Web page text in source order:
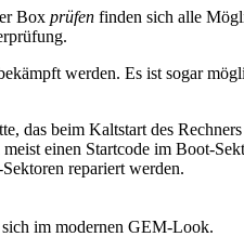
Box prüfen finden sich alle
werden. Es ist sogar
das beim Kaltstart des
einen Startcode im Boot-
repariert werden.
im modernen GEM-Look.